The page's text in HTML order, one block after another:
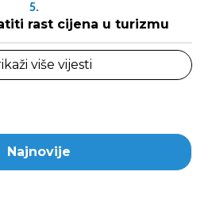
5.
rast cijena u turizmu
više vijesti
Najnovije